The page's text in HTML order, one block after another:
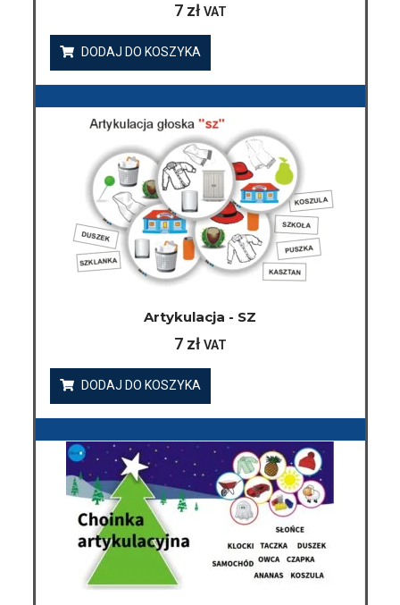
7 zł VAT
DODAJ DO KOSZYKA
Artykulacja - SZ
7 zł VAT
DODAJ DO KOSZYKA